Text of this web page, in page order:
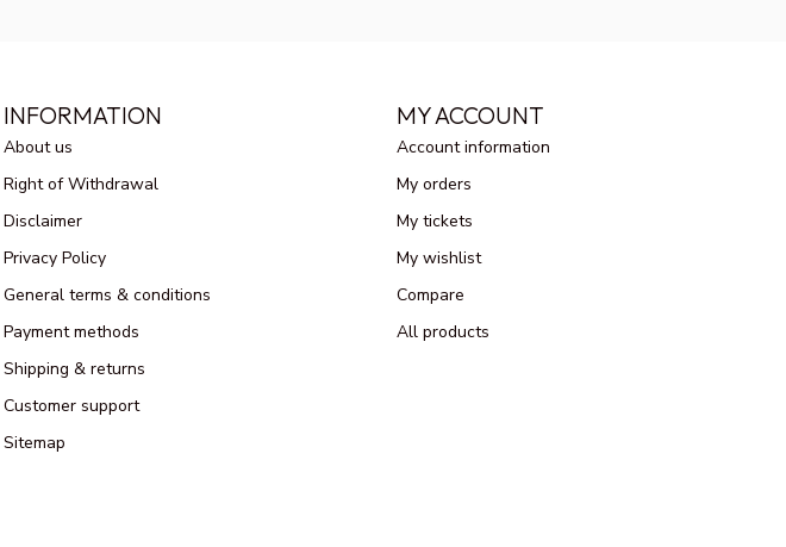
INFORMATION
About us
Right of Withdrawal
Disclaimer
Privacy Policy
General terms & conditions
Payment methods
Shipping & returns
Customer support
Sitemap
MY ACCOUNT
Account information
My orders
My tickets
My wishlist
Compare
All products